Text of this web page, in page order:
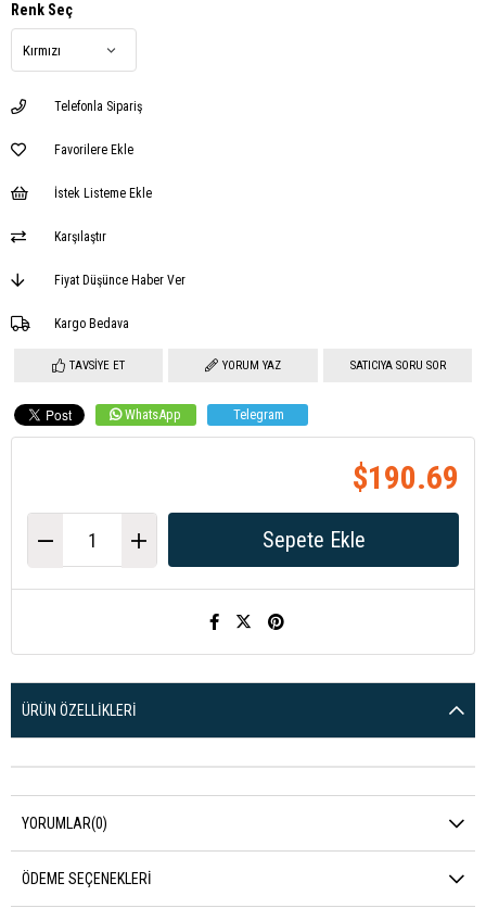
Renk Seç
Telefonla Sipariş
Favorilere Ekle
İstek Listeme Ekle
Karşılaştır
Fiyat Düşünce Haber Ver
Kargo Bedava
TAVSIYE ET YORUM YAZ SATICIYA SORU SOR
WhatsApp Telegram
$190.69
ÜRÜN ÖZELLIKLERI
YORUMLAR(0)
ÖDEME SEÇENEKLERI